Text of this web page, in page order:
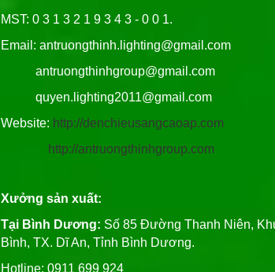
MST: 0 3 1 3 2 1 9 3 4 3 - 0 0 1.
Email: antruongthinh.lighting@gmail.com
antruongthinhgroup@gmail.com
quyen.lighting2011@gmail.com
Website: http://denchieusangcaoap.com
http://antruongthinhgroup.com
Xưởng sản xuất:
Tại Bình Dương: Số 85 Đường Thanh Niên,
Bình, TX. Dĩ An, Tỉnh Bình Dương.
Hotline: 0911 699 924